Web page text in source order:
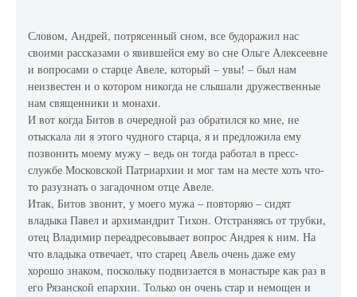
Словом, Андрей, потрясенный сном, все будоражил нас
своими рассказами о явившейся ему во сне Ольге Алексеевне
и вопросами о старце Авеле, который – увы! – был нам
неизвестен и о котором никогда не слышали дружественные
нам священники и монахи.
И вот когда Битов в очередной раз обратился ко мне, не
отыскала ли я этого чудного старца, я и предложила ему
позвонить моему мужу – ведь он тогда работал в пресс-
службе Московской Патриархии и мог там на месте хоть что-
то разузнать о загадочном отце Авеле.
Итак, Битов звонит, у моего мужа – повторяю – сидят
владыка Павел и архимандрит Тихон. Отстраняясь от трубки,
отец Владимир переадресовывает вопрос Андрея к ним. На
что владыка отвечает, что старец Авель очень даже ему
хорошо знаком, поскольку подвизается в монастыре как раз в
его Рязанской епархии. Только он очень стар и немощен и